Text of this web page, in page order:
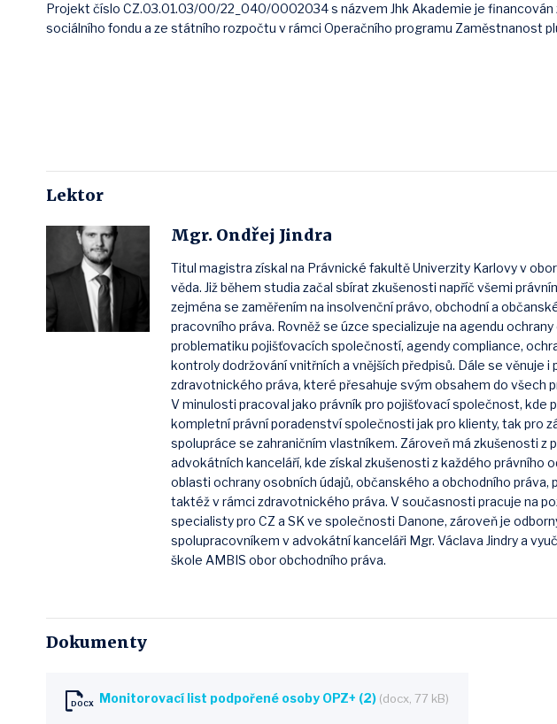
Projekt číslo CZ.03.01.03/00/22_040/0002034 s názvem Jhk Akademie je financován
sociálního fondu a ze státního rozpočtu v rámci Operačního programu Zaměstnanost
Lektor
Mgr. Ondřej Jindra
Titul magistra získal na Právnické fakultě Univerzity Karlovy v
věda. Již během studia začal sbírat zkušenosti napříč všemi
zejména se zaměřením na insolvenční právo, obchodní a
pracovního práva. Rovněž se úzce specializuje na agendu ochrany
problematiku pojišťovacích společností, agendy compliance,
kontroly dodržování vnitřních a vnějších předpisů. Dále se věnuje i
zdravotnického práva, které přesahuje svým obsahem do všech
V minulosti pracoval jako právník pro pojišťovací společnost, kde
kompletní právní poradenství společnosti jak pro klienty, tak pro
spolupráce se zahraničním vlastníkem. Zároveň má zkušenosti z
advokátních kanceláří, kde získal zkušenosti z každého právního
oblasti ochrany osobních údajů, občanského a obchodního práva,
taktéž v rámci zdravotnického práva. V současnosti pracuje na
specialisty pro CZ a SK ve společnosti Danone, zároveň je
spolupracovníkem v advokátní kanceláři Mgr. Václava Jindry a
škole AMBIS obor obchodního práva.
Dokumenty
Monitorovací list podpořené osoby OPZ+ (2) (docx, 77 kB)